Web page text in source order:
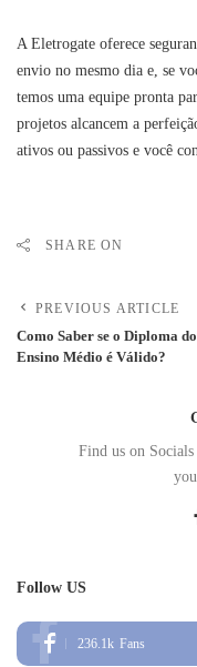
A Eletrogate oferece
envio no mesmo dia e, se
temos uma equipe pronta
projetos alcancem a
ativos ou passivos e você
SHARE ON
PREVIOUS ARTICLE
Como Saber se o Diploma do
Ensino Médio é Válido?
Find us on
Follow US
236.1k Fans